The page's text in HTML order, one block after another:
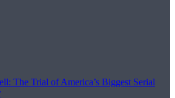
The Trial of America’s Biggest Serial